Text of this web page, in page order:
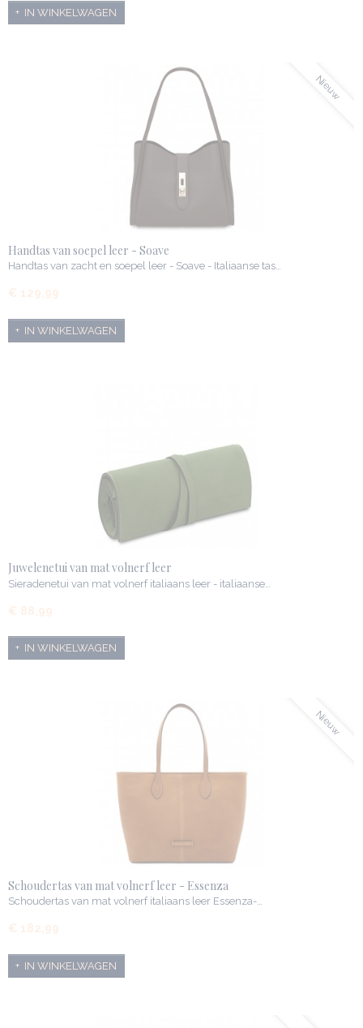
IN WINKELWAGEN
Nieuw
Handtas van soepel leer - Soave
Handtas van zacht en soepel leer - Soave - Italiaanse tas…
€ 129,99
IN WINKELWAGEN
Juwelenetui van mat volnerf leer
Sieradenetui van mat volnerf italiaans leer - italiaanse…
€ 88,99
IN WINKELWAGEN
Nieuw
Schoudertas van mat volnerf leer - Essenza
Schoudertas van mat volnerf italiaans leer Essenza-…
€ 182,99
IN WINKELWAGEN